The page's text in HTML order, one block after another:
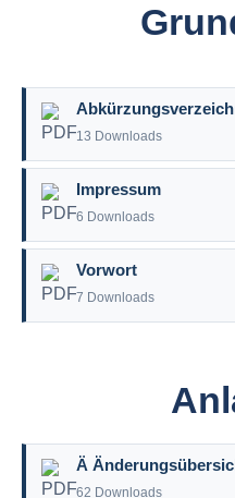
13 Downloads
Impressum
6 Downloads
Vorwort
7 Downloads
Ä
62 Downloads